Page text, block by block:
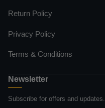
Return Policy
Privacy Policy
Terms & Conditions
Newsletter
Subscribe for offers and updates.